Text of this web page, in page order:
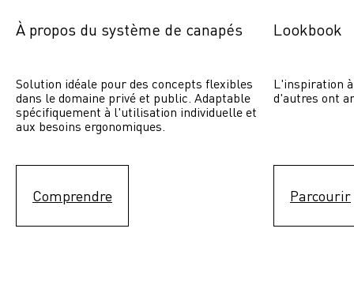
À propos du système de canapés
Solution idéale pour des concepts flexibles
dans le domaine privé et public. Adaptable
spécifiquement à l'utilisation individuelle et
aux besoins ergonomiques.
Comprendre
Lookbook
L'inspiration
d'autres ont
Parcourir